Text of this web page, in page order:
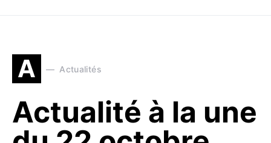
A Actualités
Actualité à la une